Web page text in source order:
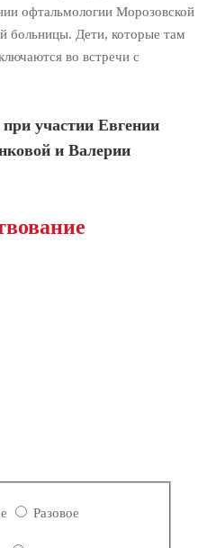
офтальмологии Морозовской
больницы. Дети, которые там
во встречи с
участии Евгении
и Валерии
Разовое